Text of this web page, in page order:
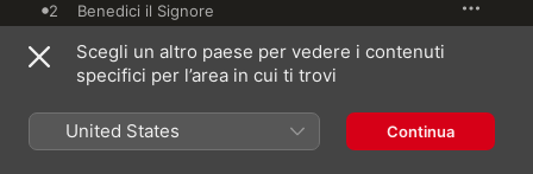
2 Benedici il Signore
3 Ecco quant'è bello
4 Beatitudini
Scegli un altro paese per vedere i contenuti
specifici per l’area in cui ti trovi
United States Continua